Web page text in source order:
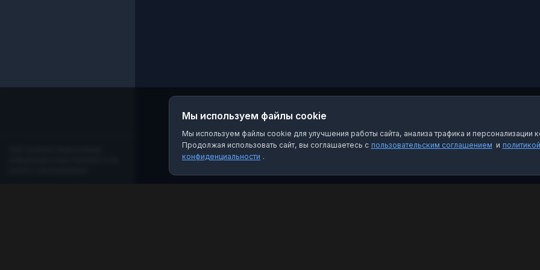
Мы используем файлы cookie
Мы используем файлы cookie для улучшения работы сайта, анализа трафика и персонализации
Продолжая использовать сайт, вы соглашаетесь с пользовательским соглашением и политикой
конфиденциальности .